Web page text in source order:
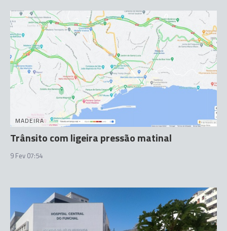
MADEIRA
Trânsito com ligeira pressão matinal
9 Fev 07:54